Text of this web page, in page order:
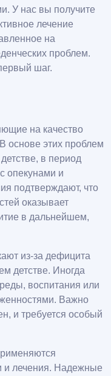
У нас вы получите
лечение
на
проблем.
шаг.
на качество
основе этих проблем
в период
опекунами и
подтверждают, что
оказывает
в дальнейшем,
из-за дефицита
детстве. Иногда
воспитания или
Важно
и требуется особый
и лечения. Надежные